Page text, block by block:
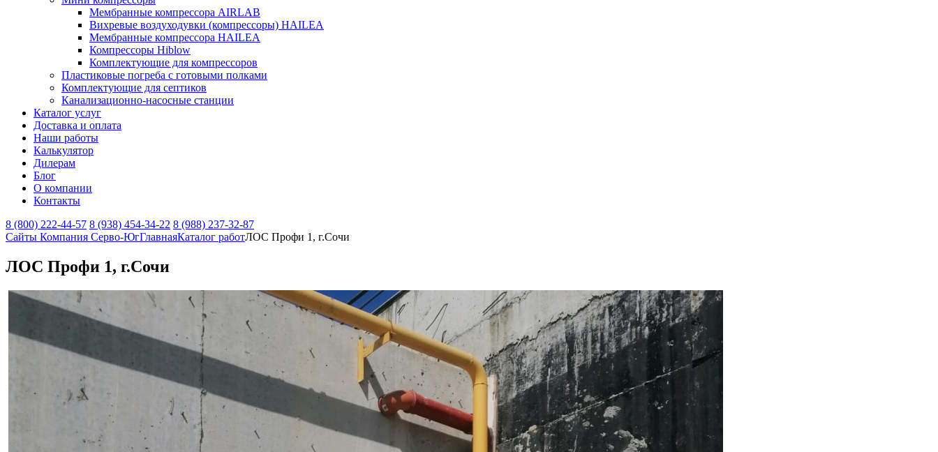
Мембранные компрессора AIRLAB
Вихревые воздуходувки (компрессоры) HAILEA
Мембранные компрессора HAILEA
Компрессоры Hiblow
Комплектующие для компрессоров
Пластиковые погреба с готовыми полками
Комплектующие для септиков
Канализационно-насосные станции
Каталог услуг
Доставка и оплата
Наши работы
Калькулятор
Дилерам
Блог
О компании
Контакты
8 (800) 222-44-57 8 (938) 454-34-22 8 (988) 237-32-87
Сайты Компания Серво-ЮгГлавнаяКаталог работЛОС Профи 1, г.Сочи
ЛОС Профи 1, г.Сочи